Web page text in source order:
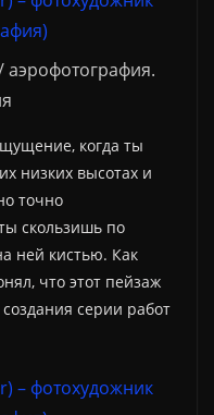
аэрофотография.
когда ты
низких высотах и
точно
скользишь по
ней кистью. Как
что этот пейзаж
серии работ